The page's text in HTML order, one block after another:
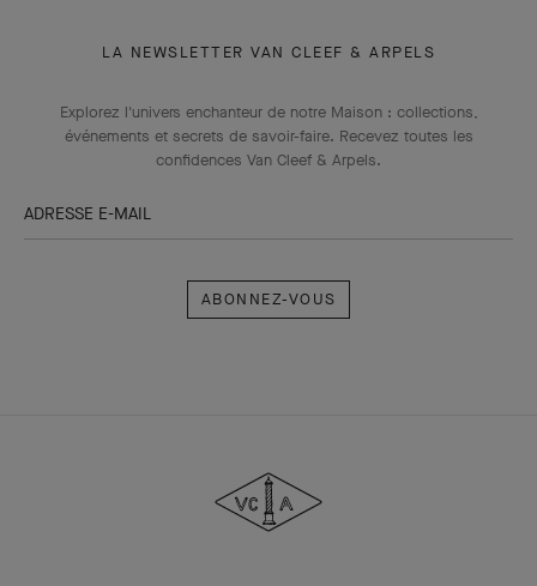
LA NEWSLETTER VAN CLEEF & ARPELS
Explorez l'univers enchanteur de notre Maison : collections,
événements et secrets de savoir-faire. Recevez toutes les
confidences Van Cleef & Arpels​.
ADRESSE E-MAIL
vous
&
Arpels